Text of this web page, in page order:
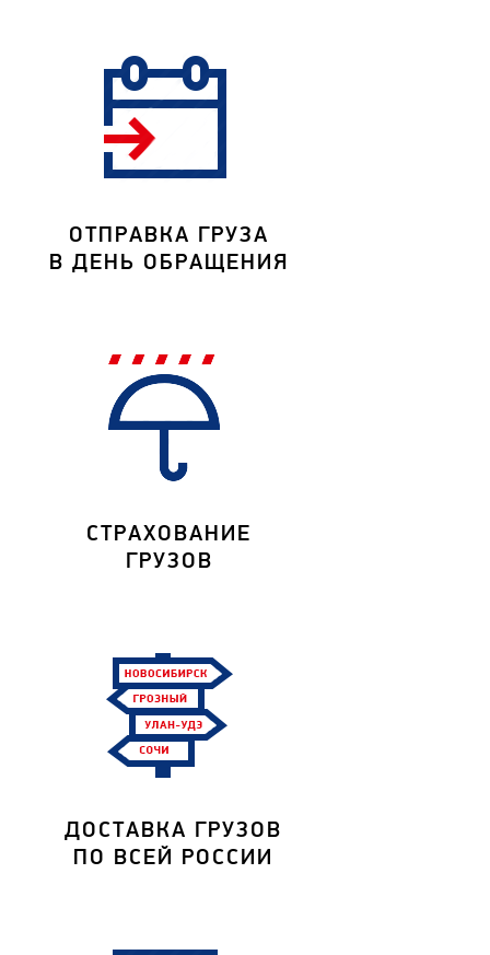
ОТПРАВКА ГРУЗА
В ДЕНЬ ОБРАЩЕНИЯ
СТРАХОВАНИЕ
ГРУЗОВ
ДОСТАВКА ГРУЗОВ
ПО ВСЕЙ РОССИИ